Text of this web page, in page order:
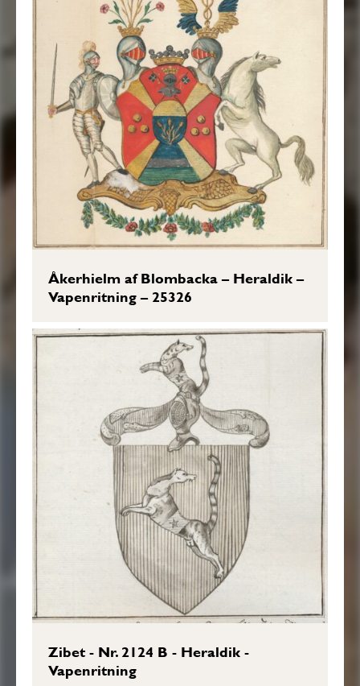
Åkerhielm af Blombacka – Heraldik –
Vapenritning – 25326
Zibet - Nr. 2124 B - Heraldik -
Vapenritning